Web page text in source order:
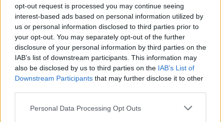
opt-out request is processed you may continue seeing
interest-based ads based on personal information utilized by
us or personal information disclosed to third parties prior to
your opt-out. You may separately opt-out of the further
disclosure of your personal information by third parties on the
IAB’s list of downstream participants. This information may
also be disclosed by us to third parties on the IAB’s List of
Downstream Participants that may further disclose it to other
Please note that this website/app uses one or more Google
Personal Data Processing Opt Outs
05/08/2026
Ισόπαλο το πρωτο φιλικό τεστ της Εθνικής στο
Ουρμπίνο
05/08/2026
Προς στρατηγική συνεργασία ΠΑΣΑΠΠ και
Πανεπιστημίου Πατρών